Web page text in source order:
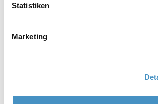
Statistiken
Marketing
Dissolver (für Labor und
Dissolver